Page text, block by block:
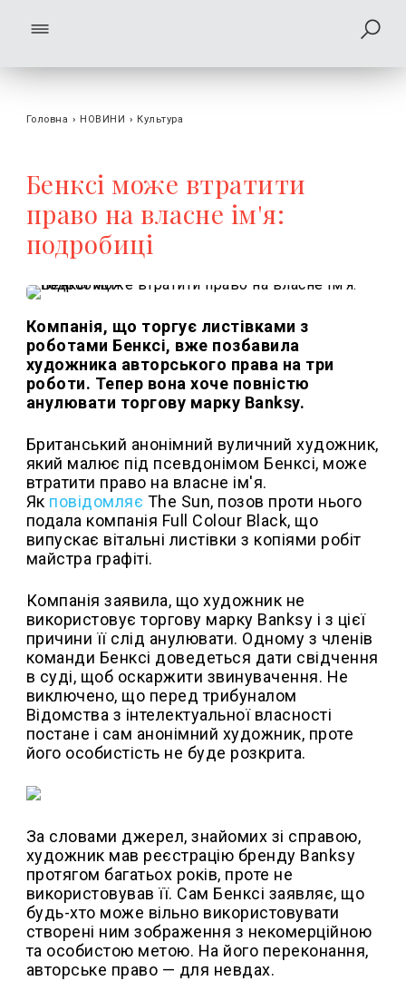
Головна › НОВИНИ › Культура
Бенксі може втратити
право на власне ім'я:
подробиці
Компанія, що торгує листівками з
роботами Бенксі, вже позбавила
художника авторського права на три
роботи. Тепер вона хоче повністю
анулювати торгову марку Banksy.
Британський анонімний вуличний художник,
який малює під псевдонімом Бенксі, може
втратити право на власне ім'я.
Як повідомляє The Sun, позов проти нього
подала компанія Full Colour Black, що
випускає вітальні листівки з копіями робіт
майстра графіті.
Компанія заявила, що художник не
використовує торгову марку Banksy і з цієї
причини її слід анулювати. Одному з членів
команди Бенксі доведеться дати свідчення
в суді, щоб оскаржити звинувачення. Не
виключено, що перед трибуналом
Відомства з інтелектуальної власності
постане і сам анонімний художник, проте
його особистість не буде розкрита.
За словами джерел, знайомих зі справою,
художник мав реєстрацію бренду Banksy
протягом багатьох років, проте не
використовував її. Сам Бенксі заявляє, що
будь-хто може вільно використовувати
створені ним зображення з некомерційною
та особистою метою. На його переконання,
авторське право — для невдах.